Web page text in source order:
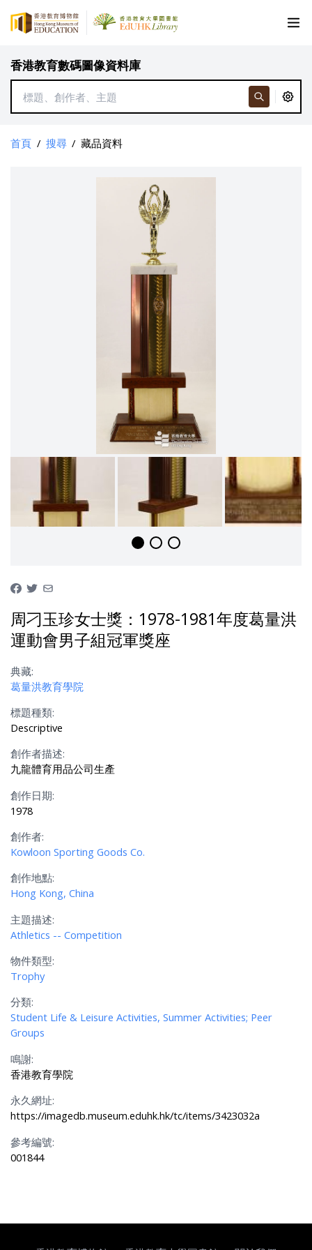
香港教育數碼圖像資料庫
首頁 / 搜尋 / 藏品資料
周刁玉珍女士獎：1978-1981年度葛量洪
運動會男子組冠軍獎座
典藏:
葛量洪教育學院
標題種類:
Descriptive
創作者描述:
九龍體育用品公司生產
創作日期:
1978
創作者:
Kowloon Sporting Goods Co.
創作地點:
Hong Kong, China
主題描述:
Athletics -- Competition
物件類型:
Trophy
分類:
Student Life & Leisure Activities, Summer Activities; Peer
Groups
鳴謝:
香港教育學院
永久網址:
https://imagedb.museum.eduhk.hk/tc/items/3423032a
參考編號:
001844